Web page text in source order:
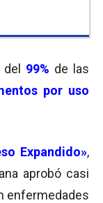
99% de las
por uso
Expandido»,
aprobó casi
enfermedades